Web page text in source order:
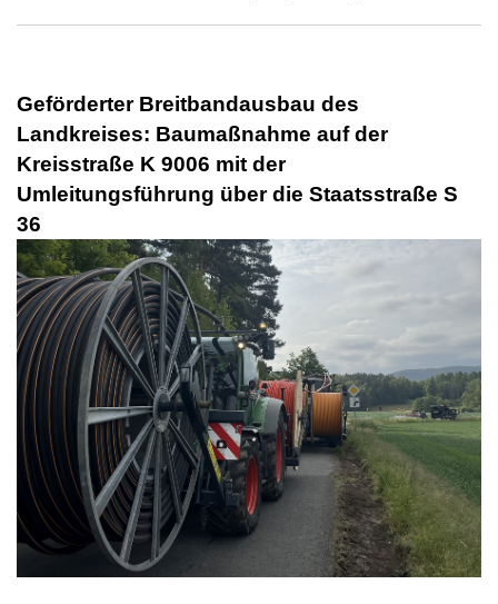
Geförderter Breitbandausbau des
Landkreises: Baumaßnahme auf der
Kreisstraße K 9006 mit der
Umleitungsführung über die Staatsstraße S
36